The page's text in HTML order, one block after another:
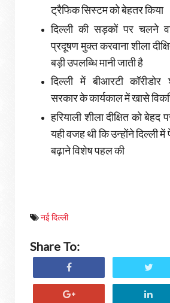
ट्रैफिक सिस्टम को बेहतर किया
दिल्ली की सड़कों पर चलने
प्रदूषण मुक्त करवाना शीला
बड़ी उपलब्धि मानी जाती है
दिल्ली में बीआरटी कॉरीडोर
सरकार के कार्यकाल में खासे
हरियाली शीला दीक्षित को बेहद
यही वजह थी कि उन्होंने दिल्ली में
बढ़ाने विशेष पहल की
नई दिल्ली
Share To: